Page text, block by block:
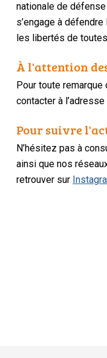
nationale de
s’engage à
les libertés de
À l'attention
Pour toute
contacter à
Pour suivre
N’hésitez pas à
ainsi que nos
retrouver sur